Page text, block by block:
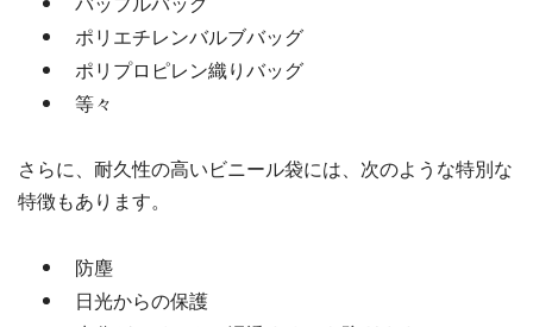
ポリエチレンバルブバッグ
ポリプロピレン織りバッグ
等々
さらに、耐久性の高いビニール袋には、次のような特別な
特徴もあります。
防塵
日光からの保護